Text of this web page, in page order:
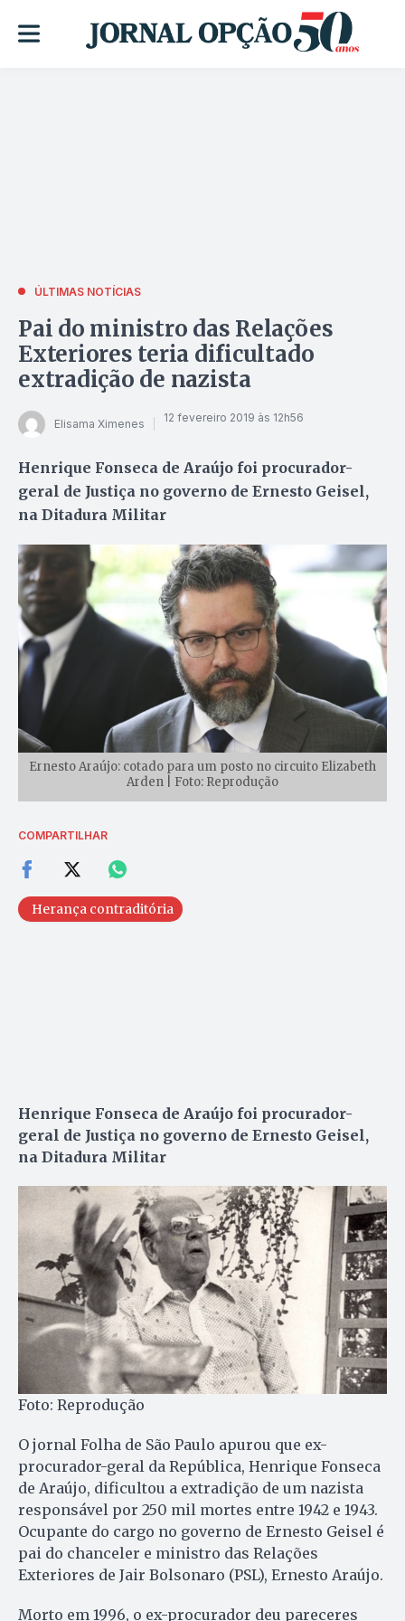
ÚLTIMAS NOTÍCIAS
Pai do ministro das Relações
Exteriores teria dificultado
extradição de nazista
Elisama Ximenes 12 fevereiro 2019 às 12h56
Henrique Fonseca de Araújo foi procurador-
geral de Justiça no governo de Ernesto Geisel,
na Ditadura Militar
Ernesto Araújo: cotado para um posto no circuito Elizabeth
Arden | Foto: Reprodução
COMPARTILHAR
Herança contraditória
Henrique Fonseca de Araújo foi procurador-
geral de Justiça no governo de Ernesto Geisel,
na Ditadura Militar
Foto: Reprodução
O jornal Folha de São Paulo apurou que ex-
procurador-geral da República, Henrique Fonseca
de Araújo, dificultou a extradição de um nazista
responsável por 250 mil mortes entre 1942 e 1943.
Ocupante do cargo no governo de Ernesto Geisel é
pai do chanceler e ministro das Relações
Exteriores de Jair Bolsonaro (PSL), Ernesto Araújo.
Morto em 1996, o ex-procurador deu pareceres